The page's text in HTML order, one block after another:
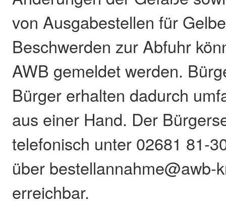
von Ausgabestellen für
Beschwerden zur Abfuhr
AWB gemeldet werden.
Bürger erhalten dadurch
aus einer Hand. Der
telefonisch unter 02681 81-
über bestellannahme@awb-
erreichbar.